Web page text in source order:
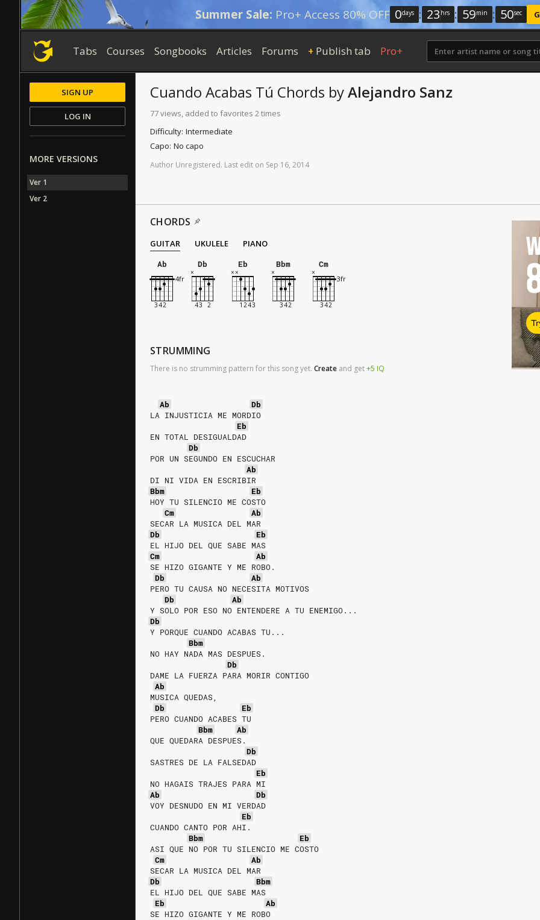
Summer Sale: Pro+ Access 80% OFF 0days : 23 hrs : 59min : 49sec
Tabs Courses Songbooks Articles Forums + Publish tab Pro+
Cuando Acabas Tú Chords byAlejandro Sanz
77 views, added to favorites 2 times
Difficulty: Intermediate
Capo: No capo
Author Unregistered. Last edit on Sep 16, 2014
CHORDS
GUITAR UKULELE
PIANO
Ab
Db Eb Bbm Cm
STRUMMING
There is no strumming pattern for this song yet. Create and get+5 IQ
Ab
Db
LA INJUSTICIA ME MORDIO
Eb
EN TOTAL DESIGUALDAD
Db
POR UN SEGUNDO EN ESCUCHAR
Ab
DI NI VIDA EN ESCRIBIR
Bbm
Eb
HOY TU SILENCIO ME COSTO
Cm
Ab
SECAR LA MUSICA DEL MAR
Db
Eb
EL HIJO DEL QUE SABE MAS
Cm
Ab
SE HIZO GIGANTE Y ME ROBO.
Db
Ab
PERO TU CAUSA NO NECESITA MOTIVOS
Db
Ab
Y SOLO POR ESO NO ENTENDERE A TU ENEMIGO...
Db
Y PORQUE CUANDO ACABAS TU...
Bbm
NO HAY NADA MAS DESPUES.
Db
DAME LA FUERZA PARA MORIR CONTIGO
Ab
MUSICA QUEDAS,
Db
Eb
PERO CUANDO ACABES TU
Bbm
Ab
QUE QUEDARA DESPUES.
Db
SASTRES DE LA FALSEDAD
Eb
NO HAGAIS TRAJES PARA MI
Ab
Db
VOY DESNUDO EN MI VERDAD
Eb
CUANDO CANTO POR AHI.
Bbm
Eb
ASI QUE NO POR TU SILENCIO ME COSTO
Cm
Ab
SECAR LA MUSICA DEL MAR
Db
Bbm
EL HIJO DEL QUE SABE MAS
Eb
Ab
SE HIZO GIGANTE Y ME ROBO
SIGN UP
LOG IN
MORE VERSIONS
Ver 1
Ver 2